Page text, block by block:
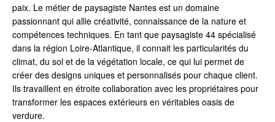
paix. Le métier de paysagiste Nantes est un domaine
passionnant qui allie créativité, connaissance de la nature et
compétences techniques. En tant que paysagiste 44 spécialisé
dans la région Loire-Atlantique, il connait les particularités du
climat, du sol et de la végétation locale, ce qui lui permet de
créer des designs uniques et personnalisés pour chaque client.
Ils travaillent en étroite collaboration avec les propriétaires pour
transformer les espaces extérieurs en véritables oasis de
verdure.